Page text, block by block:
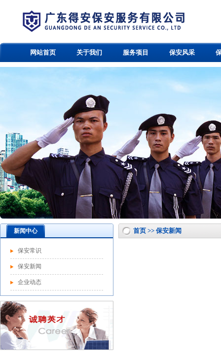
网站首页 关于我们 服务项目 保安风采
新闻中心
保安常识
保安新闻
企业动态
首页 >> 保安新闻